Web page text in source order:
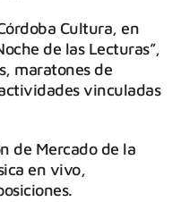
Cultura, en
de las Lecturas”,
maratones de
vinculadas
de Mercado de la
en vivo,